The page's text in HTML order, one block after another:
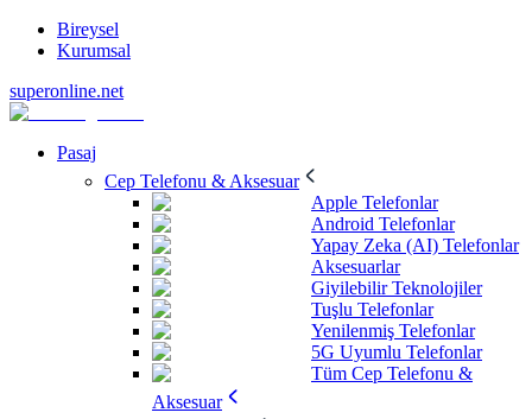
Bireysel
Kurumsal
superonline.net
Pasaj
Cep Telefonu & Aksesuar
Apple Telefonlar
Android Telefonlar
Yapay Zeka (AI) Telefonlar
Aksesuarlar
Giyilebilir Teknolojiler
Tuşlu Telefonlar
Yenilenmiş Telefonlar
5G Uyumlu Telefonlar
Tüm Cep Telefonu &
Aksesuar